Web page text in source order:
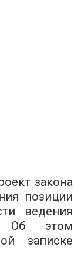
закона
позиции
ведения
Об этом
записке